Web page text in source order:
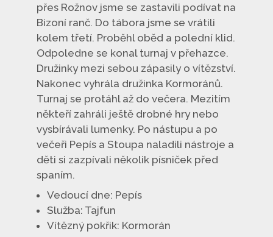
přes Rožnov jsme se zastavili podívat na
Bizoní ranč. Do tábora jsme se vrátili
kolem třetí. Proběhl oběd a polední klid.
Odpoledne se konal turnaj v přehazce.
Družinky mezi sebou zápasily o vítězství.
Nakonec vyhrála družinka Kormoránů.
Turnaj se protáhl až do večera. Mezitím
někteří zahráli ještě drobné hry nebo
vysbírávali lumenky. Po nástupu a po
večeři Pepís a Stoupa naladili nástroje a
děti si zazpívali několik písniček před
spaním.
Vedoucí dne: Pepís
Služba: Tajfun
Vítězný pokřik: Kormorán